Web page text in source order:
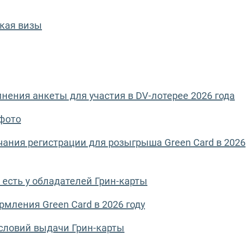
визы
анкеты для участия в DV-лотерее 2026 года
регистрации для розыгрыша Green Card в 2026
у обладателей Грин-карты
Green Card в 2026 году
выдачи Грин-карты